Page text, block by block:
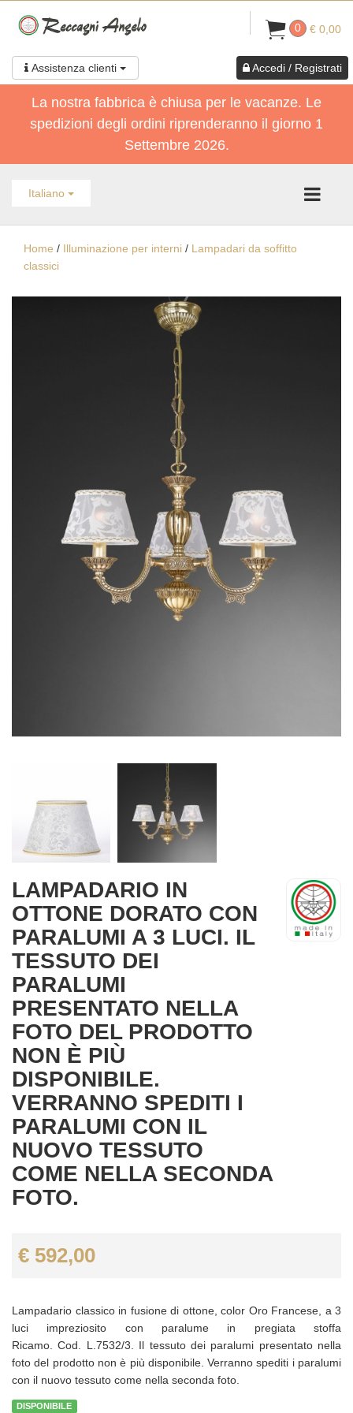
Assistenza clienti
0 € 0,00
Accedi / Registrati
La nostra fabbrica è chiusa per le vacanze. Le
spedizioni degli ordini riprenderanno il giorno 1
Settembre 2026.
Italiano
Home / Illuminazione per interni / Lampadari da soffitto
classici
LAMPADARIO IN
OTTONE DORATO CON
PARALUMI A 3 LUCI. IL
TESSUTO DEI
PARALUMI
PRESENTATO NELLA
FOTO DEL PRODOTTO
NON È PIÙ
DISPONIBILE.
VERRANNO SPEDITI I
PARALUMI CON IL
NUOVO TESSUTO
COME NELLA SECONDA
FOTO.
€ 592,00
Lampadario classico in fusione di ottone, color Oro Francese, a 3
luci impreziosito con paralume in pregiata stoffa
Ricamo. Cod. L.7532/3. Il tessuto dei paralumi presentato nella
foto del prodotto non è più disponibile. Verranno spediti i paralumi
con il nuovo tessuto come nella seconda foto.
DISPONIBILE